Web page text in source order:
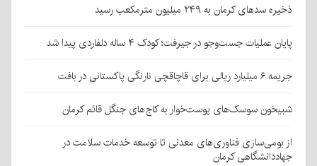
ذخیره سدهای کرمان به ۲۴۹ میلیون مترمکعب رسید
پایان عملیات جست‌وجو در جیرفت؛ کودک ۴ ساله دلفاردی پیدا شد
جریمه ۶ میلیارد ریالی برای قاچاقچی نارنگی پاکستانی در بافت
شبیخون سوسک‌های پوست‌خوار به کاج‌های جنگل قائم کرمان
از بومی‌سازی فناوری‌های معدنی تا توسعه خدمات سلامت در
جهاددانشگاهی کرمان